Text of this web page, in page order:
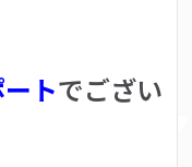
トでござい